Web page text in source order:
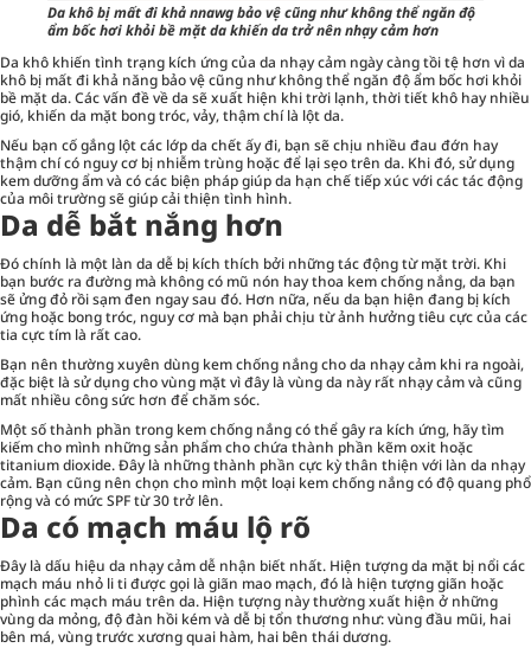
Da khô bị mất đi khả nnawg bảo vệ cũng như không thể ngăn độ
ẩm bốc hơi khỏi bề mặt da khiến da trở nên nhạy cảm hơn
Da khô khiến tình trạng kích ứng của da nhạy cảm ngày càng tồi tệ hơn vì da
khô bị mất đi khả năng bảo vệ cũng như không thể ngăn độ ẩm bốc hơi khỏi
bề mặt da. Các vấn đề về da sẽ xuất hiện khi trời lạnh, thời tiết khô hay nhiều
gió, khiến da mặt bong tróc, vảy, thậm chí là lột da.
Nếu bạn cố gắng lột các lớp da chết ấy đi, bạn sẽ chịu nhiều đau đớn hay
thậm chí có nguy cơ bị nhiễm trùng hoặc để lại sẹo trên da. Khi đó, sử dụng
kem dưỡng ẩm và có các biện pháp giúp da hạn chế tiếp xúc với các tác động
của môi trường sẽ giúp cải thiện tình hình.
Da dễ bắt nắng hơn
Đó chính là một làn da dễ bị kích thích bởi những tác động từ mặt trời. Khi
bạn bước ra đường mà không có mũ nón hay thoa kem chống nắng, da bạn
sẽ ửng đỏ rồi sạm đen ngay sau đó. Hơn nữa, nếu da bạn hiện đang bị kích
ứng hoặc bong tróc, nguy cơ mà bạn phải chịu từ ảnh hưởng tiêu cực của các
tia cực tím là rất cao.
Bạn nên thường xuyên dùng kem chống nắng cho da nhạy cảm khi ra ngoài,
đặc biệt là sử dụng cho vùng mặt vì đây là vùng da này rất nhạy cảm và cũng
mất nhiều công sức hơn để chăm sóc.
Một số thành phần trong kem chống nắng có thể gây ra kích ứng, hãy tìm
kiếm cho mình những sản phẩm cho chứa thành phần kẽm oxit hoặc
titanium dioxide. Đây là những thành phần cực kỳ thân thiện với làn da nhạy
cảm. Bạn cũng nên chọn cho mình một loại kem chống nắng có độ quang phổ
rộng và có mức SPF từ 30 trở lên.
Da có mạch máu lộ rõ
Đây là dấu hiệu da nhạy cảm dễ nhận biết nhất. Hiện tượng da mặt bị nổi các
mạch máu nhỏ li ti được gọi là giãn mao mạch, đó là hiện tượng giãn hoặc
phình các mạch máu trên da. Hiện tượng này thường xuất hiện ở những
vùng da mỏng, độ đàn hồi kém và dễ bị tổn thương như: vùng đầu mũi, hai
bên má, vùng trước xương quai hàm, hai bên thái dương.